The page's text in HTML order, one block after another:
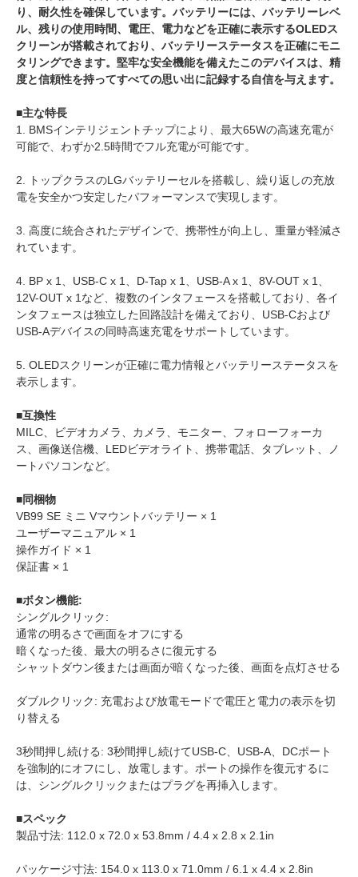
り、耐久性を確保しています。バッテリーには、バッテリーレベ
ル、残りの使用時間、電圧、電力などを正確に表示するOLEDス
クリーンが搭載されており、バッテリーステータスを正確にモニ
タリングできます。堅牢な安全機能を備えたこのデバイスは、精
度と信頼性を持ってすべての思い出に記録する自信を与えます。
■主な特長
1. BMSインテリジェントチップにより、最大65Wの高速充電が
可能で、わずか2.5時間でフル充電が可能です。
2. トップクラスのLGバッテリーセルを搭載し、繰り返しの充放
電を安全かつ安定したパフォーマンスで実現します。
3. 高度に統合されたデザインで、携帯性が向上し、重量が軽減さ
れています。
4. BP x 1、USB-C x 1、D-Tap x 1、USB-A x 1、8V-OUT x 1、
12V-OUT x 1など、複数のインタフェースを搭載しており、各イ
ンタフェースは独立した回路設計を備えており、USB-Cおよび
USB-Aデバイスの同時高速充電をサポートしています。
5. OLEDスクリーンが正確に電力情報とバッテリーステータスを
表示します。
■互換性
MILC、ビデオカメラ、カメラ、モニター、フォローフォーカ
ス、画像送信機、LEDビデオライト、携帯電話、タブレット、ノ
ートパソコンなど。
■同梱物
VB99 SE ミニ Vマウントバッテリー × 1
ユーザーマニュアル × 1
操作ガイド × 1
保証書 × 1
■ボタン機能:
シングルクリック:
通常の明るさで画面をオフにする
暗くなった後、最大の明るさに復元する
シャットダウン後または画面が暗くなった後、画面を点灯させる
ダブルクリック: 充電および放電モードで電圧と電力の表示を切
り替える
3秒間押し続ける: 3秒間押し続けてUSB-C、USB-A、DCポート
を強制的にオフにし、放電します。ポートの操作を復元するに
は、シングルクリックまたはプラグを再挿入します。
■スペック
製品寸法: 112.0 x 72.0 x 53.8mm / 4.4 x 2.8 x 2.1in
パッケージ寸法: 154.0 x 113.0 x 71.0mm / 6.1 x 4.4 x 2.8in